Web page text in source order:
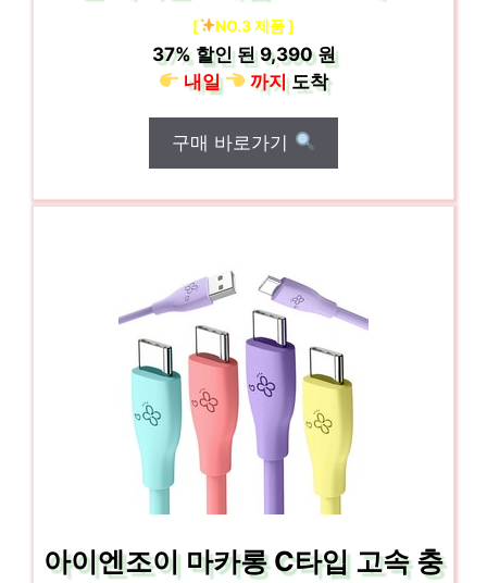
[ NO.3 제품 ]
37%할인 된9,390 원
내일
까지도착
구매 바로가기
아이엔조이 마카롱 C타입 고속 충